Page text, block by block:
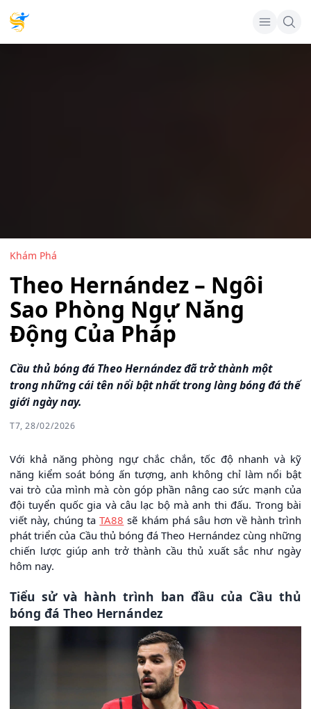
Khám Phá
Theo Hernández – Ngôi
Sao Phòng Ngự Năng
Động Của Pháp
Cầu thủ bóng đá Theo Hernández đã trở thành một
trong những cái tên nổi bật nhất trong làng bóng đá thế
giới ngày nay.
T7, 28/02/2026
Với khả năng phòng ngự chắc chắn, tốc độ nhanh và kỹ
năng kiểm soát bóng ấn tượng, anh không chỉ làm nổi bật
vai trò của mình mà còn góp phần nâng cao sức mạnh của
đội tuyển quốc gia và câu lạc bộ mà anh thi đấu. Trong bài
viết này, chúng taTA88 sẽ khám phá sâu hơn về hành trình
phát triển của Cầu thủ bóng đá Theo Hernández cùng những
chiến lược giúp anh trở thành cầu thủ xuất sắc như ngày
hôm nay.
Tiểu sử và hành trình ban đầu của Cầu thủ
bóng đá Theo Hernández